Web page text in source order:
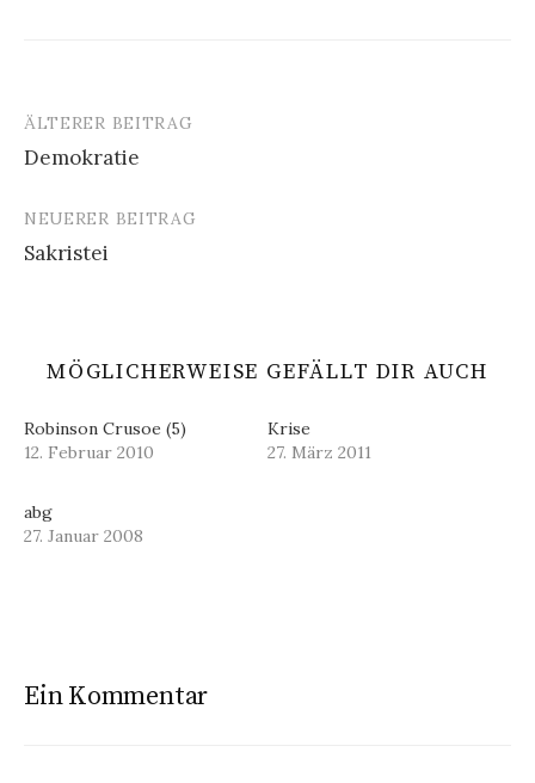
Beitrags-
Navigation
ÄLTERER BEITRAG
Demokratie
NEUERER BEITRAG
Sakristei
MÖGLICHERWEISE GEFÄLLT DIR AUCH
Robinson Crusoe (5)
12. Februar 2010
Krise
27. März 2011
abg
27. Januar 2008
Ein Kommentar